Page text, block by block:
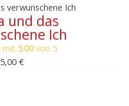
verwunschene Ich
und das
Ich
mit 5.00von 5
€